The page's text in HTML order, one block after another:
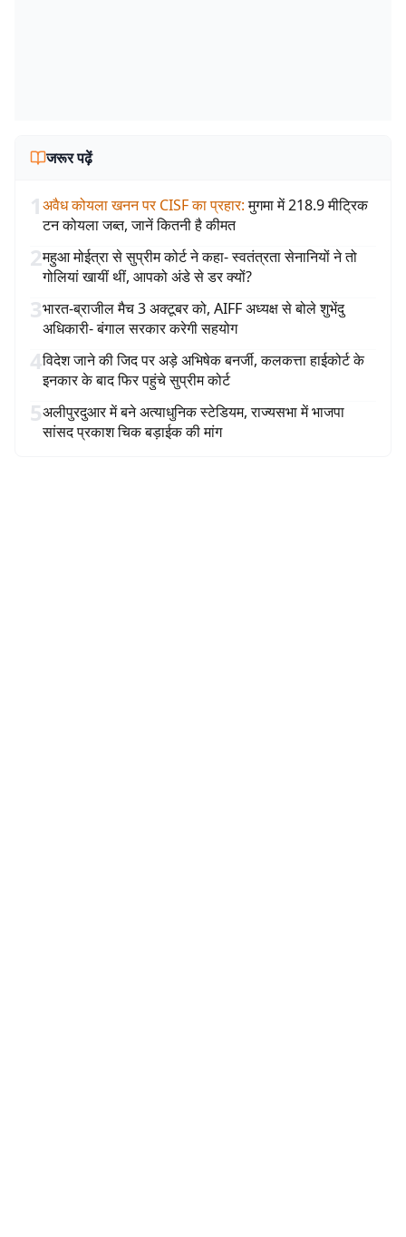
जरूर पढ़ें
1अवैध कोयला खनन पर CISF का प्रहार: मुगमा में 218.9 मीट्रिक
टन कोयला जब्त, जानें कितनी है कीमत
2महुआ मोईत्रा से सुप्रीम कोर्ट ने कहा- स्वतंत्रता सेनानियों ने तो
गोलियां खायीं थीं, आपको अंडे से डर क्यों?
3भारत-ब्राजील मैच 3 अक्टूबर को, AIFF अध्यक्ष से बोले शुभेंदु
अधिकारी- बंगाल सरकार करेगी सहयोग
4विदेश जाने की जिद पर अड़े अभिषेक बनर्जी, कलकत्ता हाईकोर्ट के
इनकार के बाद फिर पहुंचे सुप्रीम कोर्ट
5अलीपुरदुआर में बने अत्याधुनिक स्टेडियम, राज्यसभा में भाजपा
सांसद प्रकाश चिक बड़ाईक की मांग